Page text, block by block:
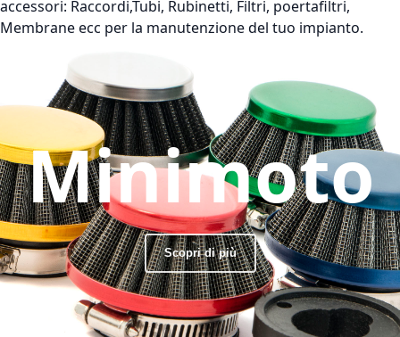
accessori: Raccordi,Tubi, Rubinetti, Filtri, poertafiltri,
Membrane ecc per la manutenzione del tuo impianto.
Minimoto
Scopri di più